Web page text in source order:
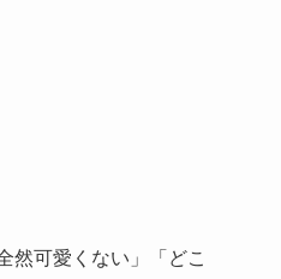
然可愛くない」「どこ